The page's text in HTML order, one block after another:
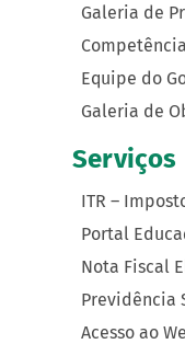
Galeria de
Equipe do
Galeria de
Serviços
ITR –
Portal
Nota Fiscal
Previdência
Acesso ao